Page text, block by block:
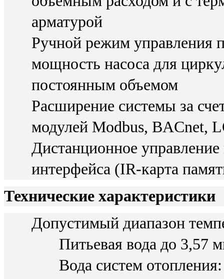
арматурой
Ручной режим управления
мощность насоса для
постоянным объемом
Расширение системы за
модулей Modbus, BACnet,
Дистанционное
интерфейса (IR-карта
Технические характеристики
Допустимый диапазон
Питьевая вода до 3,57
Вода систем